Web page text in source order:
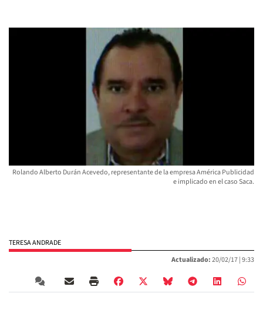
Rolando Alberto Durán Acevedo, representante de la empresa América Publicidad
e implicado en el caso Saca.
TERESA ANDRADE
Actualizado:20/02/17 |9:33